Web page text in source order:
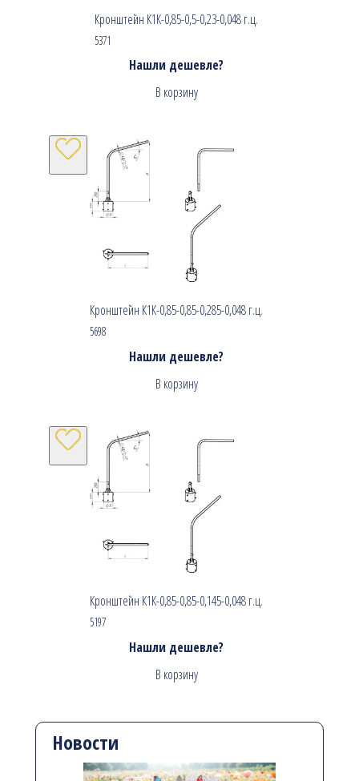
Кронштейн К1К-0,85-0,5-0,23-0,048 г.ц.
5371
Нашли дешевле?
В корзину
Кронштейн К1К-0,85-0,85-0,285-0,048 г.ц.
5698
Нашли дешевле?
В корзину
Кронштейн К1К-0,85-0,85-0,145-0,048 г.ц.
5197
Нашли дешевле?
В корзину
Новости